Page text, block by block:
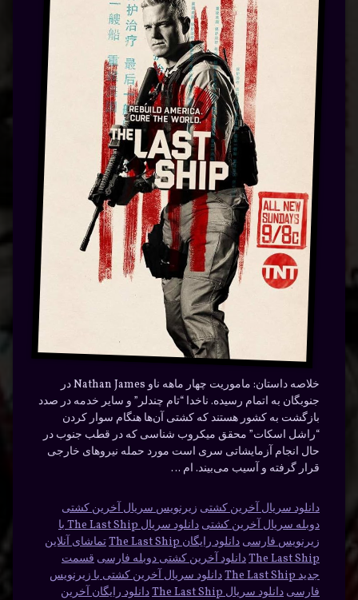
خلاصه داستان:
ماموریت چهار ماهه ناو Nathan James در
جنوبگان به اتمام رسیده. ناخدا “تام چندلر” و سایر خدمه در صدد
بازگشت به کشور هستند که کشتی آن‌ها هنگام سوار کردن
“راشل اسکات” محقق میکروب شناسی که در قطب جنوب در
حال انجام آزمایشاتی سری است مورد حمله نیروهای خارجی
قرار گرفته و آسیب می‌بیند. ام …
دانلود سریال آخرین کشتی زیرنویس سریال آخرین کشتی
دوبله سریال آخرین کشتی
دانلود سریال The Last Ship با
زیرنویس فارسی دانلود رایگان The Last Ship
تماشای آنلاین
The Last Shipدانلود آخرین کشتی دوبله فارسی قسمت
جدید The Last Ship
دانلود سریال آخرین کشتی با زیرنویس
فارسی دانلود سریال The Last Ship
دانلود رایگان آخرین